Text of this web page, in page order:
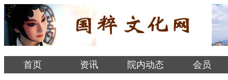
首页 资讯 院内动态 会员